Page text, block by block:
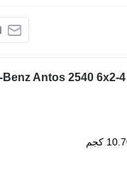
Benz Antos 2540 6x2-
كجم